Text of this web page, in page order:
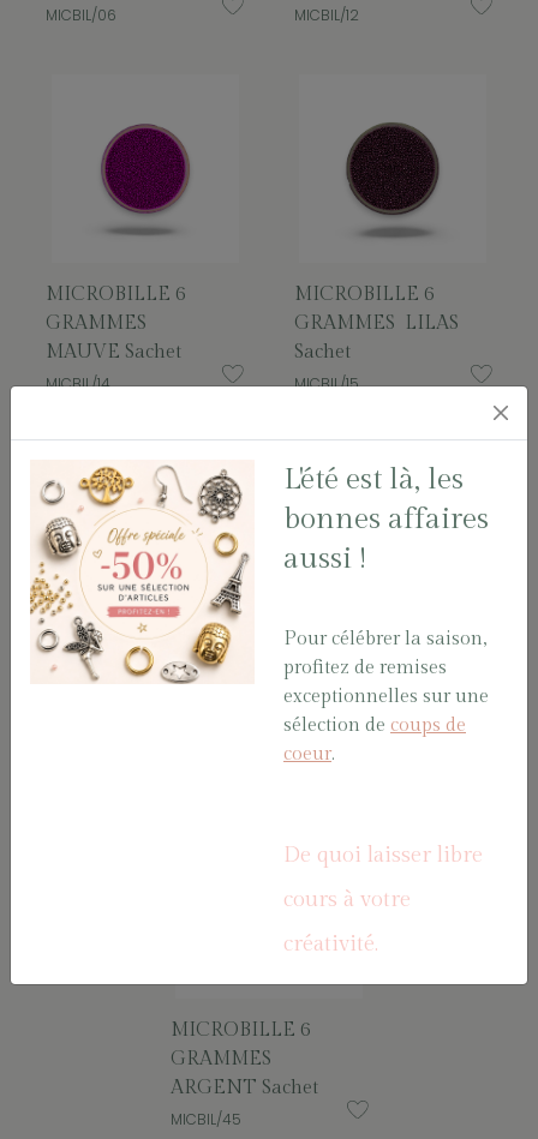
MICBIL/06 MICBIL/12
MICROBILLE 6
GRAMMES
MAUVE Sachet
MICBIL/14
MICROBILLE 6
GRAMMES LILAS
Sachet
MICBIL/15
MICROBILLE 6
GRAMMES OR
MICROBILLE 6
GRAMMES
PARME Sachet
MICBIL/32
MICROBILLE 6
GRAMMES
ARGENT Sachet
MICBIL/45
L'été est là, les
bonnes affaires
aussi !
Pour célébrer la saison,
profitez de remises
exceptionnelles sur une
sélection de coups de
coeur.
De quoi laisser libre
cours à votre
créativité.